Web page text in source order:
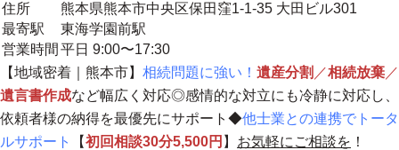
住所
熊本県熊本市中央区保田窪1-1-35 大田ビル301
最寄駅
東海学園前駅
営業時間 平日 9:00〜17:30
【地域密着 ｜熊本市】 相続問題に強い！ 遺産分割 ／相続放棄 ／
遺言書作成など幅広く対応◎感情的な対立にも冷静に対応し、
依頼者様の納得を最優先にサポート ◆他士業との連携でトータ
ルサポート
【初回相談30分5,500円 】 お気軽にご相談を ！